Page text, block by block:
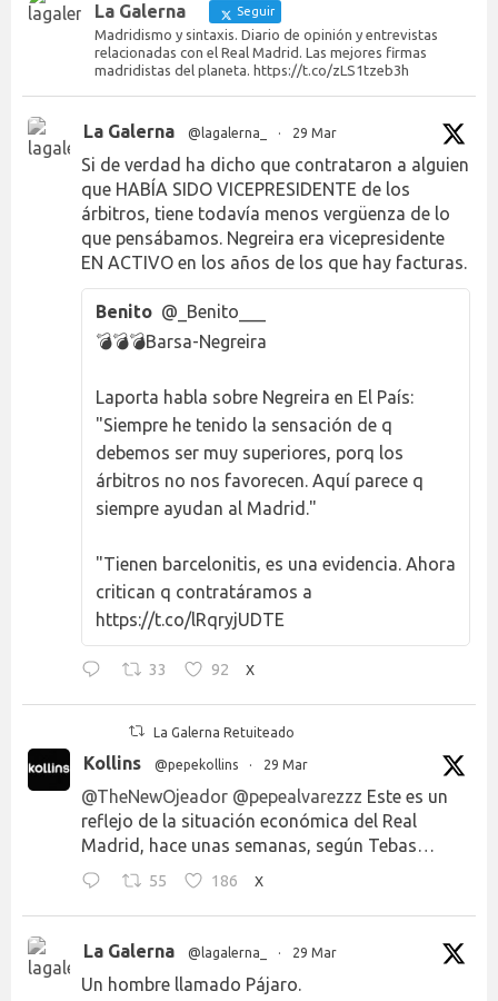
La Galerna Seguir
Madridismo y sintaxis. Diario de opinión y entrevistas
relacionadas con el Real Madrid. Las mejores firmas
madridistas del planeta. https://t.co/zLS1tzeb3h
La Galerna @lagalerna_ · 29 Mar
Si de verdad ha dicho que contrataron a alguien
que HABÍA SIDO VICEPRESIDENTE de los
árbitros, tiene todavía menos vergüenza de lo
que pensábamos. Negreira era vicepresidente
EN ACTIVO en los años de los que hay facturas.
Benito @_Benito___
💣💣💣Barsa-Negreira
Laporta habla sobre Negreira en El País:
"Siempre he tenido la sensación de q
debemos ser muy superiores, porq los
árbitros no nos favorecen. Aquí parece q
siempre ayudan al Madrid."
"Tienen barcelonitis, es una evidencia. Ahora
critican q contratáramos a
https://t.co/lRqryjUDTE
33 92 X
La Galerna Retuiteado
Kollins @pepekollins · 29 Mar
@TheNewOjeador @pepealvarezzz Este es un
reflejo de la situación económica del Real
Madrid, hace unas semanas, según Tebas…
55 186 X
La Galerna @lagalerna_ · 29 Mar
Un hombre llamado Pájaro.